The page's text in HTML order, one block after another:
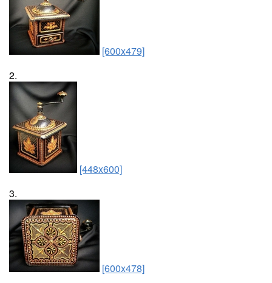
[600x479]
2.
[448x600]
3.
[600x478]